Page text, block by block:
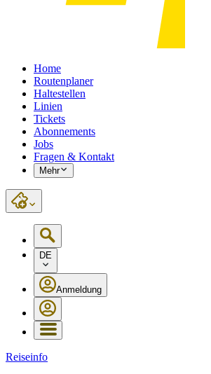
Home
Routenplaner
Haltestellen
Linien
Tickets
Abonnements
Jobs
Fragen & Kontakt
Mehr
DE
Anmeldung
Reiseinfo